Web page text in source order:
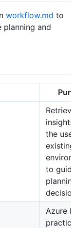
workflow.md to
planning and
the
to
Azure